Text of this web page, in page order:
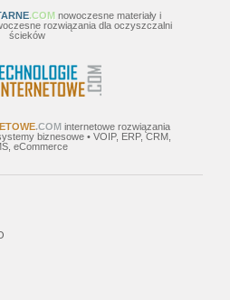
.COMnowoczesne materiały i
rozwiązania dla oczyszczalni
ścieków
.COM internetowe rozwiązania
biznesowe • VOIP, ERP, CRM,
eCommerce